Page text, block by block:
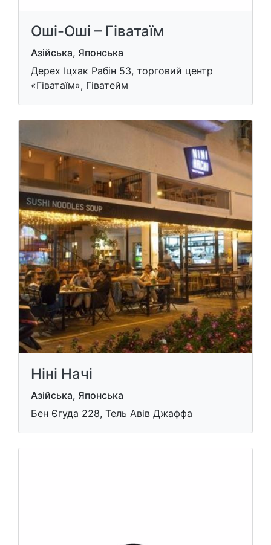
Оші-Оші – Гіватаїм
Азійська, Японська
Дерех Іцхак Рабін 53, торговий центр
«Гіватаїм», Гіватейм
Ніні Начі
Азійська, Японська
Бен Єгуда 228, Тель Авів Джаффа